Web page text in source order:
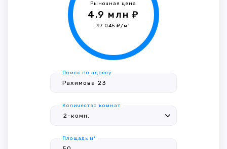
Рыночная цена
4.9 млн ₽
97 045 ₽/м²
Поиск по адресу
Количество комнат
Площадь м²